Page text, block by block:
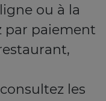
ou à la
par paiement
les